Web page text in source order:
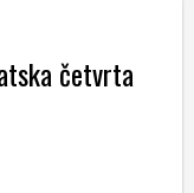
četvrta